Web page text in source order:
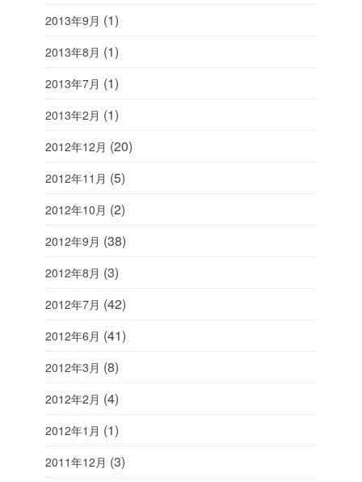
2013年9月 (1)
2013年8月 (1)
2013年7月 (1)
2013年2月 (1)
2012年12月 (20)
2012年11月 (5)
2012年10月 (2)
2012年9月 (38)
2012年8月 (3)
2012年7月 (42)
2012年6月 (41)
2012年3月 (8)
2012年2月 (4)
2012年1月 (1)
2011年12月 (3)